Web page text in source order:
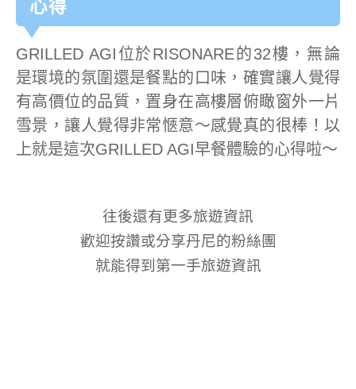
心得
GRILLED AGI位於RISONARE的32樓，無論
是環境的氛圍還是餐點的口味，確實讓人覺得
有高價位的品質，置身在高樓層俯瞰窗外一片
雪景，讓人覺得非常愜意～感覺真的很棒！以
上就是這次GRILLED AGI早餐體驗的心得啦～
往後還有更多旅遊資訊
歡迎按讚或分享丹尼的粉絲團
就能得到第一手旅遊資訊